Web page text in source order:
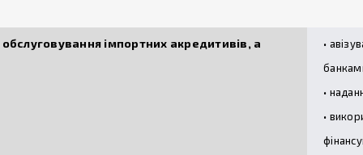
імпортних акредитивів, а
•
•
•